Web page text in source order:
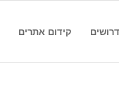
קידום אתרים